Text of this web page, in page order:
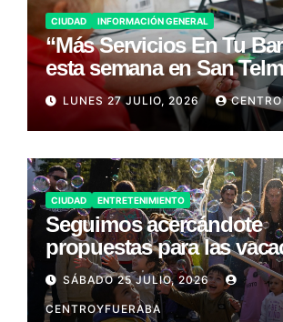
CIUDAD INFORMACIÓN GENERAL
“Más Servicios En Tu
esta semana en San
LUNES 27 JULIO, 2026
CIUDAD ENTRETENIMIENTO
Seguimos acercándote
propuestas para las
SÁBADO 25 JULIO, 2026
CENTROYFUERABA